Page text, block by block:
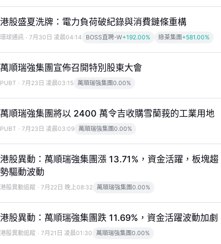
港股盛夏洗牌：電力負荷破紀錄與消費鏈條重構
環球通訊 · 7月30日 凌晨04:14 BOSS直聘-W+192.00% 綠茶集團 +581.00%
萬順瑞強集團宣佈召開特別股東大會
PUBT · 7月23日 凌晨03:15 萬順瑞強集團0.00%
萬順瑞強集團將以 2400 萬令吉收購雪蘭莪的工業用地
PUBT · 7月23日 凌晨03:09 萬順瑞強集團0.00%
港股異動：萬順瑞強集團漲 13.71%，資金活躍，板塊趨
勢驅動波動
港股異動追蹤 · 7月22日 晚上08:32 萬順瑞強集團0.00%
港股異動：萬順瑞強集團跌 11.69%，資金活躍波動加劇
港股異動追蹤 · 7月21日 凌晨01:30 萬順瑞強集團0.00%
LongbridgeAI